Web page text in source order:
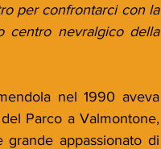
per confrontarci con la
centro nevralgico della
nel 1990 aveva
Parco a Valmontone,
appassionato di